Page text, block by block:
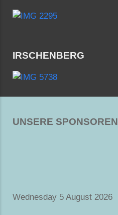
IRSCHENBERG
UNSERE SPONSOREN
Wednesday 5 August 2026